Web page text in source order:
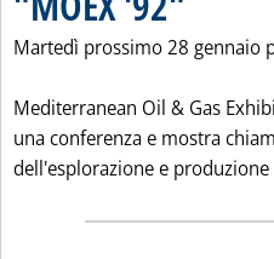
Martedì prossimo 28 gennaio
Mediterranean Oil & Gas
una conferenza e mostra
dell'esplorazione e